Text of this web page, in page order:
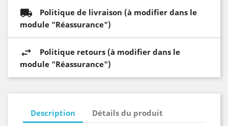
Politique de livraison (à modifier dans le
module "Réassurance")
Politique retours (à modifier dans le
module "Réassurance")
Description Détails du produit